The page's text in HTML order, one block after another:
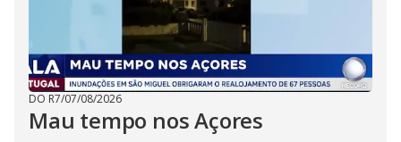
DO R7/07/08/2026
Mau tempo nos Açores